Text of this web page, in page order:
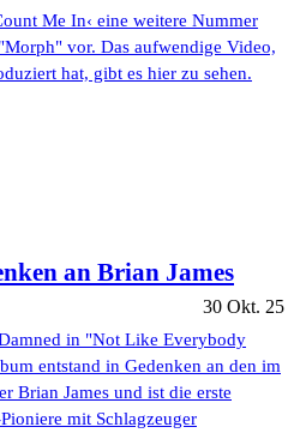
Me In‹ eine weitere Nummer
vor. Das aufwendige Video,
hat, gibt es hier zu sehen.
an Brian James
30 Okt. 25
in "Not Like Everybody
entstand in Gedenken an den im
Brian James und ist die erste
mit Schlagzeuger